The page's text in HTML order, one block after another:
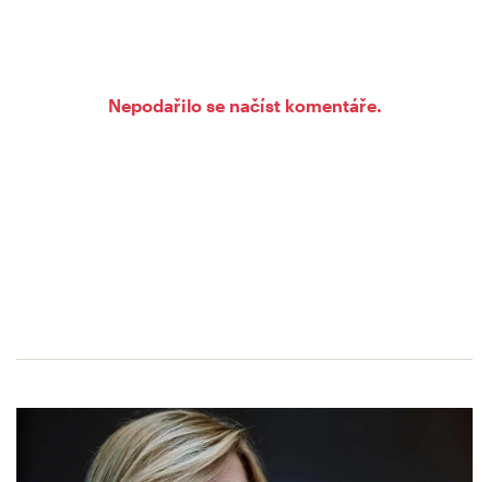
Nepodařilo se načíst komentáře.